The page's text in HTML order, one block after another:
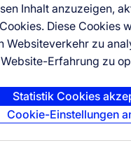
Inhalt anzuzeigen,
Diese Cookies
Websiteverkehr zu
Website-Erfahrung zu
Statistik Cookies
Cookie-Einstellungen